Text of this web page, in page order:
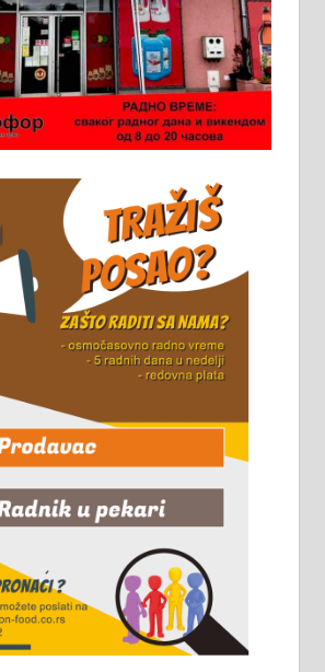
потребан возач са Б
064/02-85-511
радника за рад на
„Липа промет” у
За више
доћи лично на
у улици Максима
радног дана од
063/465-045
врсте димњака.